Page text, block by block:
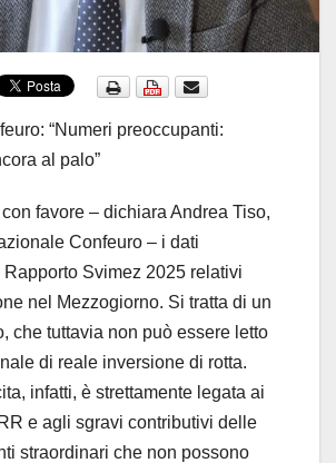
“Numeri preoccupanti:
al palo”
favore – dichiara Andrea Tiso,
Confeuro – i dati
Svimez 2025 relativi
nel Mezzogiorno. Si tratta di un
che tuttavia non può essere letto
di reale inversione di rotta.
infatti, è strettamente legata ai
e agli sgravi contributivi delle
straordinari che non possono